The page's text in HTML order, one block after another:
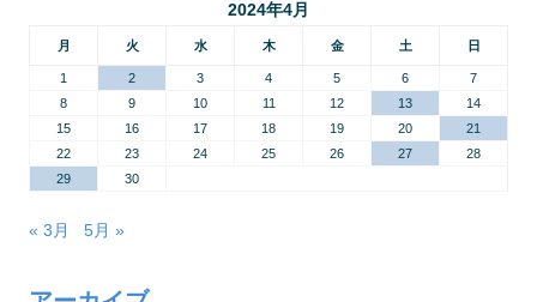
2024年4月
月 火 水 木 金 土 日
1 2 3 4 5 6
7
8
9 10 11 12 13
14
15
16 17 18 19 20
21
22
23 24 25 26 27
28
29
30
« 3月 5月 »